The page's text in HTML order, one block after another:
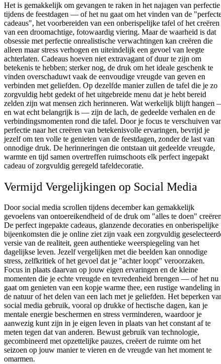
Het is gemakkelijk om gevangen te raken in het najagen van perfectie
tijdens de feestdagen — of het nu gaat om het vinden van de
cadeaus", het voorbereiden van een onberispelijke tafel of het creëren
van een droomachtige, fotowaardig viering. Maar de waarheid is dat
obsessie met perfectie onrealistische verwachtingen kan creëren die
alleen maar stress verhogen en uiteindelijk een gevoel van leegte
achterlaten. Cadeaus hoeven niet extravagant of duur te zijn om
betekenis te hebben; sterker nog, de druk om het ideale geschenk te
vinden overschaduwt vaak de eenvoudige vreugde van geven en
verbinden met geliefden. Op dezelfde manier zullen de tafel die je zo
zorgvuldig hebt gedekt of het uitgebreide menu dat je hebt bereid
zelden zijn wat mensen zich herinneren. Wat werkelijk blijft hangen
en wat echt belangrijk is — zijn de lach, de gedeelde verhalen en de
verbindingsmomenten rond die tafel. Door je focus te verschuiven
perfectie naar het creëren van betekenisvolle ervaringen, bevrijd je
jezelf om ten volle te genieten van de feestdagen, zonder de last van
onnodige druk. De herinneringen die ontstaan uit gedeelde vreugde,
warmte en tijd samen overtreffen ruimschoots elk perfect ingepakt
cadeau of zorgvuldig geregeld tafeldecoratie.
Vermijd Vergelijkingen op Social Media
Door social media scrollen tijdens december kan gemakkelijk
gevoelens van ontoereikendheid of de druk om "alles te doen"
De perfect ingepakte cadeaus, glanzende decoraties en onberispelijke
bijeenkomsten die je online ziet zijn vaak een zorgvuldig
versie van de realiteit, geen authentieke weerspiegeling van het
dagelijkse leven. Jezelf vergelijken met die beelden kan onnodige
stress, zelfkritiek of het gevoel dat je "achter loopt" veroorzaken.
Focus in plaats daarvan op jouw eigen ervaringen en de kleine
momenten die je echte vreugde en tevredenheid brengen — of het nu
gaat om genieten van een kopje warme thee, een rustige wandeling in
de natuur of het delen van een lach met je geliefden. Het beperken
social media gebruik, vooral op drukke of hectische dagen, kan je
mentale energie beschermen en stress verminderen, waardoor je
aanwezig kunt zijn in je eigen leven in plaats van het constant af te
meten tegen dat van anderen. Bewust gebruik van technologie,
gecombineerd met opzettelijke pauzes, creëert de ruimte om het
seizoen op jouw manier te vieren en de vreugde van het moment te
omarmen.